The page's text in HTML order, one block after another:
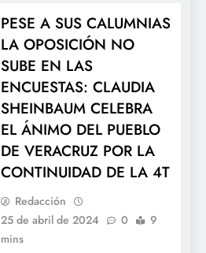
PESE A SUS CALUMNIAS
LA OPOSICIÓN NO
SUBE EN LAS
ENCUESTAS: CLAUDIA
SHEINBAUM CELEBRA
EL ÁNIMO DEL PUEBLO
DE VERACRUZ POR LA
CONTINUIDAD DE LA 4T
Redacción
25 de abril de 2024
0
9
mins